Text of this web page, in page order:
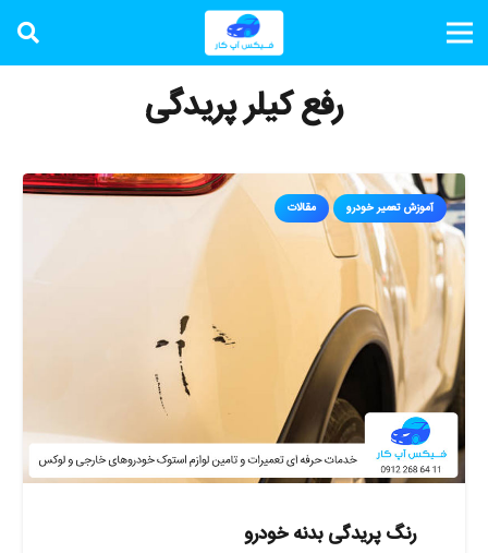
رفع کیلر پریدگی
آموزش تعمیر خودرو مقالات
رنگ پریدگی بدنه خودرو